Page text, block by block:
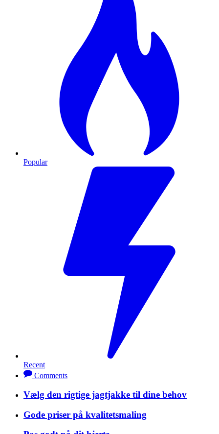
Popular
Recent
Comments
Vælg den rigtige jagtjakke til dine behov
Gode priser på kvalitetsmaling